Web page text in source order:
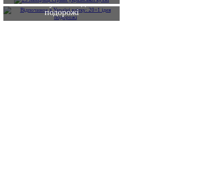
влітку: 20+1 ідея
подорожі